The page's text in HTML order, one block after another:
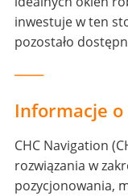
inwestuje w ten
pozostało
Informacje o
CHC Navigation
rozwiązania w
pozycjonowania,